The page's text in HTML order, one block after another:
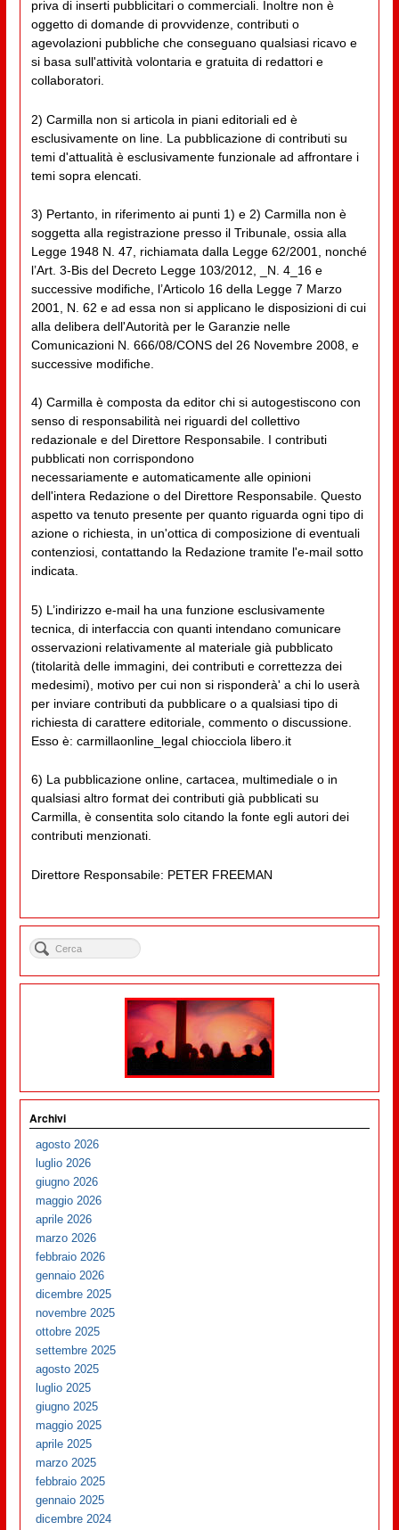
priva di inserti pubblicitari o commerciali. Inoltre non è
oggetto di domande di provvidenze, contributi o
agevolazioni pubbliche che conseguano qualsiasi ricavo e
si basa sull'attività volontaria e gratuita di redattori e
collaboratori.
2) Carmilla non si articola in piani editoriali ed è
esclusivamente on line. La pubblicazione di contributi su
temi d'attualità è esclusivamente funzionale ad affrontare i
temi sopra elencati.
3) Pertanto, in riferimento ai punti 1) e 2) Carmilla non è
soggetta alla registrazione presso il Tribunale, ossia alla
Legge 1948 N. 47, richiamata dalla Legge 62/2001, nonché
l’Art. 3-Bis del Decreto Legge 103/2012, _N. 4_16 e
successive modifiche, l’Articolo 16 della Legge 7 Marzo
2001, N. 62 e ad essa non si applicano le disposizioni di cui
alla delibera dell'Autorità per le Garanzie nelle
Comunicazioni N. 666/08/CONS del 26 Novembre 2008, e
successive modifiche.
4) Carmilla è composta da editor chi si autogestiscono con
senso di responsabilità nei riguardi del collettivo
redazionale e del Direttore Responsabile. I contributi
pubblicati non corrispondono
necessariamente e automaticamente alle opinioni
dell'intera Redazione o del Direttore Responsabile. Questo
aspetto va tenuto presente per quanto riguarda ogni tipo di
azione o richiesta, in un'ottica di composizione di eventuali
contenziosi, contattando la Redazione tramite l'e-mail sotto
indicata.
5) L’indirizzo e-mail ha una funzione esclusivamente
tecnica, di interfaccia con quanti intendano comunicare
osservazioni relativamente al materiale già pubblicato
(titolarità delle immagini, dei contributi e correttezza dei
medesimi), motivo per cui non si risponderà' a chi lo userà
per inviare contributi da pubblicare o a qualsiasi tipo di
richiesta di carattere editoriale, commento o discussione.
Esso è: carmillaonline_legal chiocciola libero.it
6) La pubblicazione online, cartacea, multimediale o in
qualsiasi altro format dei contributi già pubblicati su
Carmilla, è consentita solo citando la fonte egli autori dei
contributi menzionati.
Direttore Responsabile: PETER FREEMAN
Archivi
agosto 2026
luglio 2026
giugno 2026
maggio 2026
aprile 2026
marzo 2026
febbraio 2026
gennaio 2026
dicembre 2025
novembre 2025
ottobre 2025
settembre 2025
agosto 2025
luglio 2025
giugno 2025
maggio 2025
aprile 2025
marzo 2025
febbraio 2025
gennaio 2025
dicembre 2024